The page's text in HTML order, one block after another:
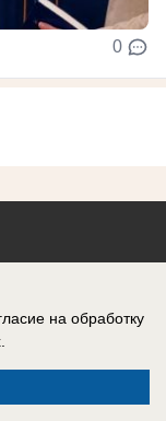
0
на обработку